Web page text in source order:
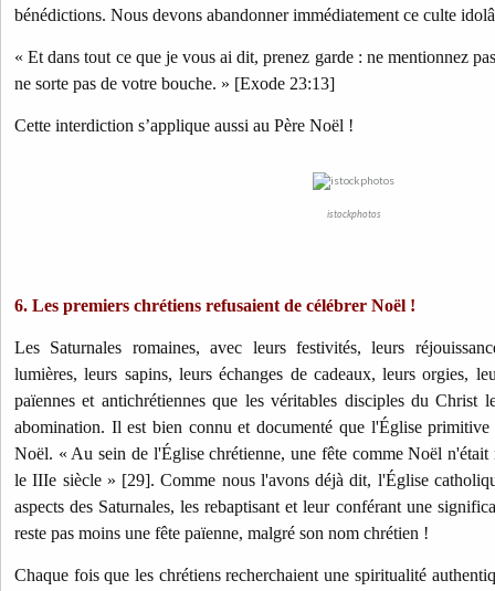
bénédictions. Nous devons abandonner immédiatement ce culte
« Et dans tout ce que je vous ai dit, prenez garde : ne mentionnez
ne sorte pas de votre bouche. » [Exode 23:13]
Cette interdiction s’applique aussi au Père Noël !
istockphotos
6. Les premiers chrétiens refusaient de célébrer Noël !
Les Saturnales romaines, avec leurs festivités, leurs
lumières, leurs sapins, leurs échanges de cadeaux, leurs orgies,
païennes et antichrétiennes que les véritables disciples du Christ
abomination. Il est bien connu et documenté que l'Église primitive
Noël. « Au sein de l'Église chrétienne, une fête comme Noël n'était
le IIIe siècle » [29]. Comme nous l'avons déjà dit, l'Église
aspects des Saturnales, les rebaptisant et leur conférant une
reste pas moins une fête païenne, malgré son nom chrétien !
Chaque fois que les chrétiens recherchaient une spiritualité